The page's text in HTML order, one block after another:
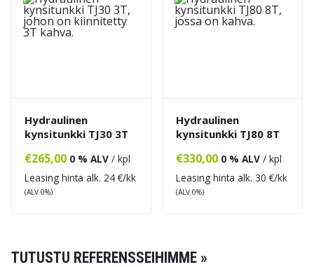
Hydraulinen
kynsitunkki TJ30 3T
€265,00 0 % ALV / kpl
Leasing hinta alk. 24€/kk
(ALV 0%)
Hydraulinen
kynsitunkki TJ80 8T
€330,00 0 % ALV / kpl
Leasing hinta alk. 30 €/kk
(ALV 0%)
TUTUSTU REFERENSSEIHIMME »